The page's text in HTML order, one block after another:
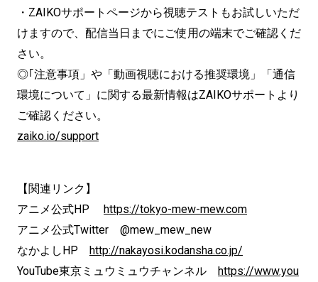
・ZAIKOサポートページから視聴テストもお試しいただ
けますので、配信当日までにご使用の端末でご確認くだ
さい。
◎｢注意事項」や「動画視聴における推奨環境」「通信
環境について」に関する最新情報はZAIKOサポートより
ご確認ください。
zaiko.io/support
【関連リンク】
アニメ公式HP https://tokyo-mew-mew.com
アニメ公式Twitter @mew_mew_new
なかよしHP http://nakayosi.kodansha.co.jp/
YouTube東京ミュウミュウチャンネル https://www.you